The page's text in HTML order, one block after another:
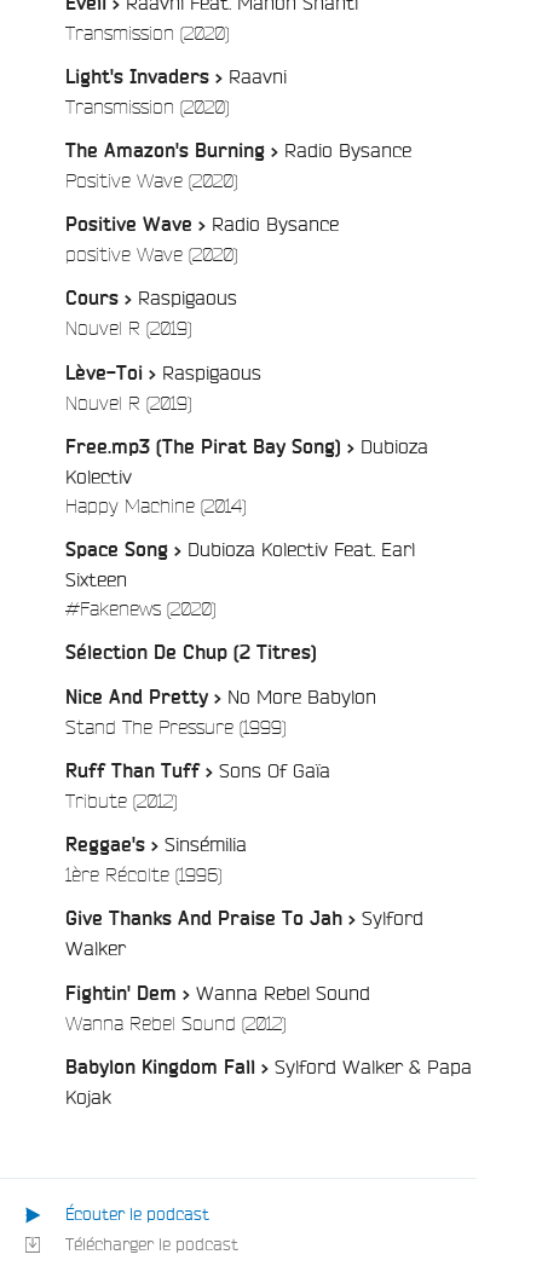
Transmission (2020)/
Light's Invaders > Raavni
Transmission (2020)/
The Amazon's Burning > Radio Bysance
Positive Wave (2020)/
Positive Wave > Radio Bysance
positive Wave (2020)/
Cours > Raspigaous
Nouvel R (2019)/
Lève-Toi > Raspigaous
Nouvel R (2019)/
Free.mp3 (The Pirat Bay Song) > Dubioza
Kolectiv
Happy Machine (2014)/
Space Song > Dubioza Kolectiv Feat. Earl
Sixteen
#Fakenews (2020)/
Sélection De Chup (2 Titres)
Nice And Pretty > No More Babylon
Stand The Pressure (1999)/
Ruff Than Tuff > Sons Of Gaïa
Tribute (2012)/
Reggae's > Sinsémilia
1ère Récolte (1996)/
Give Thanks And Praise To Jah > Sylford
Walker/
Fightin' Dem > Wanna Rebel Sound
Wanna Rebel Sound (2012)/
Babylon Kingdom Fall > Sylford Walker & Papa
Kojak/
Écouter le podcast
Télécharger le podcast